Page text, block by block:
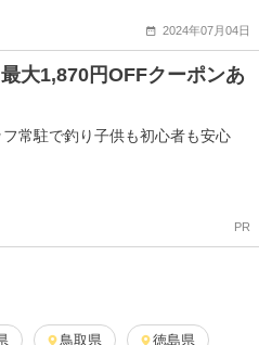
2024年07月04日
大1,870円OFFクーポンあ
常駐で釣り子供も初心者も安心
PR
鳥取県 徳島県